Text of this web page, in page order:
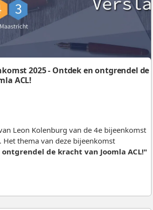
2025 - Ontdek en ontgrendel de
ACL!
Leon Kolenburg van de 4e bijeenkomst
thema van deze bijeenkomst
de kracht van Joomla ACL!"